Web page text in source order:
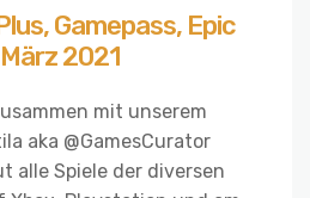
Gamepass, Epic
2021
mit unserem
aka @GamesCurator
alle Spiele der diversen